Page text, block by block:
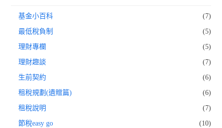
基金小百科 (7)
最低稅負制 (5)
理財專欄 (5)
理財趣談 (7)
生前契約 (6)
租稅規劃(遺贈篇) (6)
租稅說明 (7)
節稅easy go (10)